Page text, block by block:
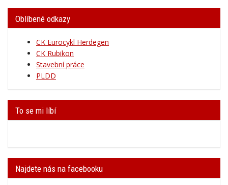
Oblíbené odkazy
CK Eurocykl Herdegen
CK Rubikon
Stavební práce
PLDD
To se mi líbí
Najdete nás na facebooku